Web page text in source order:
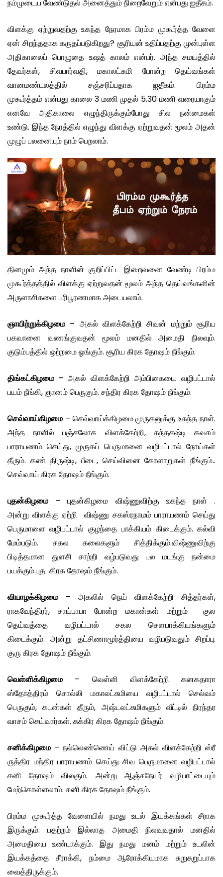
நம்முடைய வேண்டுதல் அனைத்தும் நிறைவேறும் என்பது ஐதீகம்.
விளக்கு ஏற்றுவதற்கு உகந்த நேரமாக பிரம்ம முகூர்த்த வேளை
ஏன் சிறந்ததாக கருதப்படுகிறது? சூரியன் உதிப்பதற்கு முன்புள்ள
அதிகாலைப் பொழுதை உஷத் காலம் என்பர். அந்த சமயத்தில்
தேவர்கள், சிவபார்வதி, மகாலட்சுமி போன்ற தெய்வங்கள்
வானமண்டலத்தில் சஞ்சரிப்பதாக ஐதீகம். பிரம்ம
முகூர்த்தம் என்பது காலை 3 மணி முதல் 5.30 மணி வரையாகும்
எனவே அதிகாலை எழுந்திருக்கும்போது சில நன்மைகள்
உண்டு. இந்த நேரத்தில் எழுந்து விளக்கு ஏற்றுவதன் மூலம் அதன்
முழுப் பலனையும் நாம் பெறலாம்.
தினமும் அந்த நாளின் குறிப்பிட்ட இறைவனை வேண்டி பிரம்ம
முகூர்த்தத்தில் விளக்கு ஏற்றுவதன் மூலம் அந்த தெய்வங்களின்
அருளாசிகளை பரிபூரணமாக அடையலாம்.
ஞாயிற்றுக்கிழமை – அகல் விளக்கேற்றி சிவன் மற்றும் சூரிய
பகவானை வணங்குவதன் மூலம் மனதில் அமைதி நிலவும்.
குடும்பத்தில் ஒற்றமை ஓங்கும். சூரிய கிரக தோஷம் நீங்கும்.
திங்கட்கிழமை – அகல் விளக்கேற்றி அம்பிகையை வழிபட்டால்
பயம் நீங்கி, ஞானம் பெருகும். சந்திர கிரக தோஷம் நீங்கும்.
செவ்வாய்கிழமை – செவ்வாய்க்கிழமை முருகனுக்கு உகந்த நாள்.
அந்த நாளில் பஞ்சலோக விளக்கேற்றி, கந்தசஷ்டி கவசம்
பாராயணம் செய்து, முருகப் பெருமானை வழிபட்டால் நோய்கள்
தீரும். கண் திருஷ்டி, பீடை, செய்வினை கோளாறுகள் நீங்கும்..
செவ்வாய் கிரக தோஷம் நீங்கும்.
புதன்கிழமை – புதன்கிழமை விஷ்ணுவிற்கு உகந்த நாள் .
அன்று விளக்கு ஏற்றி விஷ்ணு சகஸ்ரநாமம் பாராயணம் செய்து
பெருமாளை வழிபட்டால் குழந்தை பாக்கியம் கிடைக்கும். கல்வி
மேம்படும். சகல கலைகளும் சித்திக்கும்.விஷ்ணுவிற்கு
பிடித்தமான துளசி சாற்றி வழ்படுவது பல மடங்கு நன்மை
பயக்கும்.புத கிரக தோஷம் நீங்கும்.
வியாழக்கிழமை – அகலில் நெய் விளக்கேற்றி சித்தர்கள்,
ராகவேந்திரர், சாய்பாபா போன்ற மகான்கள் மற்றும் குல
தெய்வத்தை வழிபட்டால் சகல செளபாக்கியங்களும்
கிடைக்கும். அன்று தட்சிணாமூர்த்தியை வழிபடுவதும் சிறப்பு.
குரு கிரக தோஷம் நீங்கும்.
வெள்ளிக்கிழமை – வெள்ளி விளக்கேற்றி கனகதாரா
ஸ்தோத்திரம் சொல்லி மகாலட்சுமியை வழிபட்டால் செல்வம்
பெருகும், கடன்கள் தீரும், அஷ்டலட்சுமிகளும் வீட்டில் நிரந்தர
வாசம் செய்வார்கள். சுக்கிர கிரக தோஷம் நீங்கும்.
சனிக்கிழமை – நல்லெண்ணெய் விட்டு அகல் விளக்கேற்றி ஸ்ரீ
ருத்திர மந்திர பாராயணம் செய்து சிவ பெருமானை வழிபட்டால்
சனி தோஷம் விலகும். அன்று ஆஞ்சநேயர் வழிபாட்டையும்
மேற்கொள்ளலாம். சனி கிரக தோஷம் நீங்கும்.
பிரம்ம முகூர்த்த வேளையில் நமது உடல் இயக்கங்கள் சீராக
இருக்கும். பதற்றம் இல்லாத அமைதி நிலவுவதால் மனதில்
அமைதியை உண்டாக்கும். இது நமது மனம் மற்றும் உடலின்
இயக்கத்தை சீராக்கி, நம்மை ஆரோக்கியமாக சுறுசுறுப்பாக
வைத்திருக்கும்.